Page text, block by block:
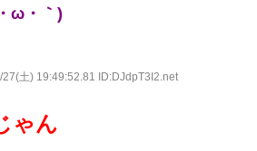
ω・｀)
27(土) 19:49:52.81 ID:DJdpT3I2.net
ゃん